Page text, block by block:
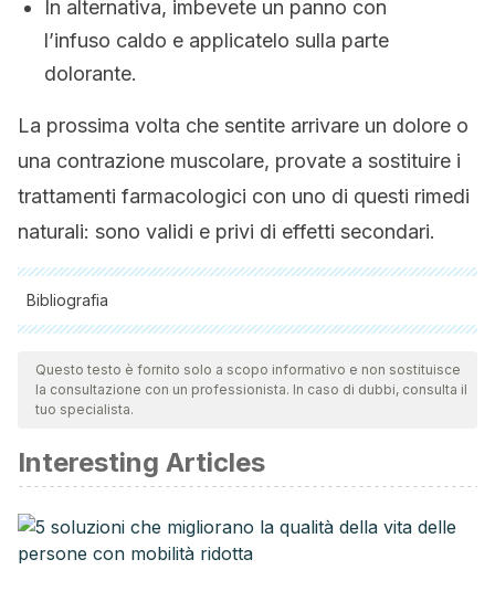
In alternativa, imbevete un panno con
l’infuso caldo e applicatelo sulla parte
dolorante.
La prossima volta che sentite arrivare un dolore o
una contrazione muscolare, provate a sostituire i
trattamenti farmacologici con uno di questi rimedi
naturali: sono validi e privi di effetti secondari.
Bibliografia
Tutte le fonti citate sono state esaminate a fondo dal nostro
team per garantirne la qualità, l'affidabilità, l'attualità e la
validità. La bibliografia di questo articolo è stata considerata
Anand, P., & Bley, K. (2011). Topical capsaicin for pain
management: therapeutic potential and mechanisms of
action of the new high-concentration capsaicin 8%
patch. British journal of anaesthesia
Questo testo è fornito solo a scopo informativo e non sostituisce
la consultazione con un professionista. In caso di dubbi, consulta il
tuo specialista.
Interesting Articles